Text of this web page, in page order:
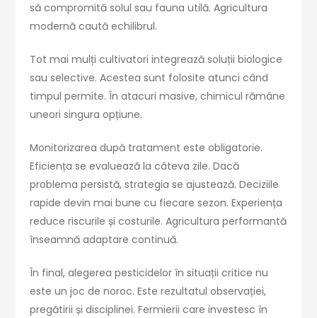
să compromită solul sau fauna utilă. Agricultura
modernă caută echilibrul.
Tot mai mulți cultivatori integrează soluții biologice
sau selective. Acestea sunt folosite atunci când
timpul permite. În atacuri masive, chimicul rămâne
uneori singura opțiune.
Monitorizarea după tratament este obligatorie.
Eficiența se evaluează la câteva zile. Dacă
problema persistă, strategia se ajustează. Deciziile
rapide devin mai bune cu fiecare sezon. Experiența
reduce riscurile și costurile. Agricultura performantă
înseamnă adaptare continuă.
În final, alegerea pesticidelor în situații critice nu
este un joc de noroc. Este rezultatul observației,
pregătirii și disciplinei. Fermierii care investesc în